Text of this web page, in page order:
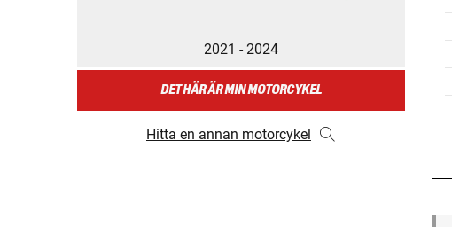
2021 - 2024
DET HÄR ÄR MIN MOTORCYKEL
Hitta en annan motorcykel